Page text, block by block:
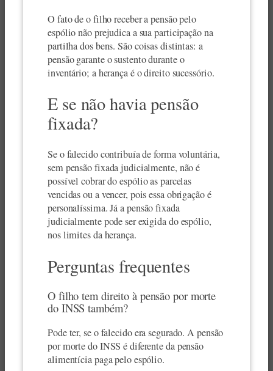
O fato de o filho receber a pensão pelo
espólio não prejudica a sua participação na
partilha dos bens. São coisas distintas: a
pensão garante o sustento durante o
inventário; a herança é o direito sucessório.
E se não havia pensão
fixada?
Se o falecido contribuía de forma voluntária,
sem pensão fixada judicialmente, não é
possível cobrar do espólio as parcelas
vencidas ou a vencer, pois essa obrigação é
personalíssima. Já a pensão fixada
judicialmente pode ser exigida do espólio,
nos limites da herança.
Perguntas frequentes
O filho tem direito à pensão por morte
do INSS também?
Pode ter, se o falecido era segurado. A pensão
por morte do INSS é diferente da pensão
alimentícia paga pelo espólio.